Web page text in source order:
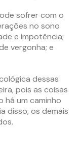
sofrer com o
no sono
e impotência;
vergonha; e
dessas
pois as coisas
há um caminho
disso, os demais